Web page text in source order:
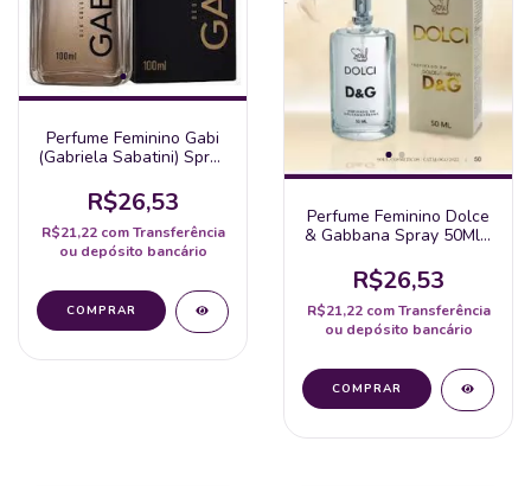
Perfume Feminino Gabi
(Gabriela Sabatini) Spray
R$26,53
R$21,22 com Transferência
ou depósito bancário
Perfume Feminino Dolce
& Gabbana Spray 50Ml -
R$26,53
R$21,22 com Transferência
ou depósito bancário